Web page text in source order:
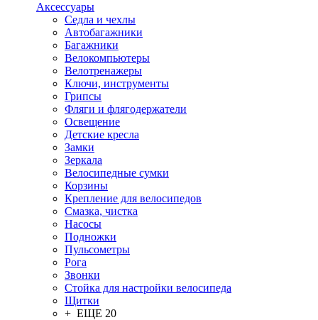
Аксессуары
Седла и чехлы
Автобагажники
Багажники
Велокомпьютеры
Велотренажеры
Ключи, инструменты
Грипсы
Фляги и флягодержатели
Освещение
Детские кресла
Замки
Зеркала
Велосипедные сумки
Корзины
Крепление для велосипедов
Смазка, чистка
Насосы
Подножки
Пульсометры
Рога
Звонки
Стойка для настройки велосипеда
Щитки
+ ЕЩЕ 20